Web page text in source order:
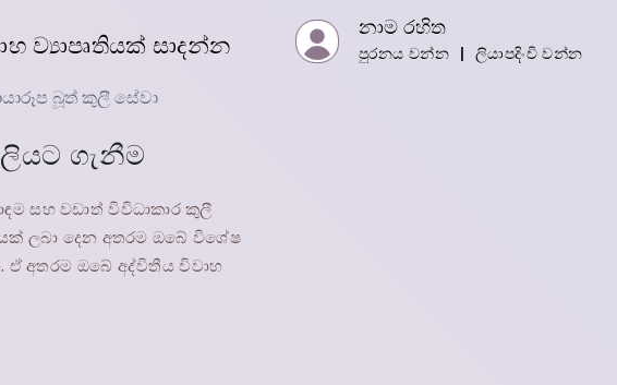
ව්‍යාපෘතියක් සාදන්න
නාම රහිත
පුරනය වන්න ලියාපදිංචි වන්න
බූත් කුලී සේවා
ගැනීම
ලබා දෙන අතරම ඔබේ විශේෂ
අතරම ඔබේ අද්විතීය විවාහ